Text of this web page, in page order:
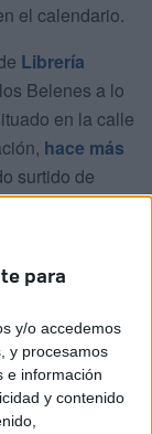
para
y/o accedemos
y procesamos
e información
y contenido
el calendario.
Librería
Belenes a lo
en la calle
hace más
surtido de
hasta la